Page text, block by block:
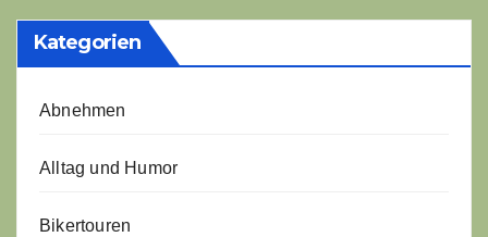
Kategorien
Abnehmen
Alltag und Humor
Bikertouren